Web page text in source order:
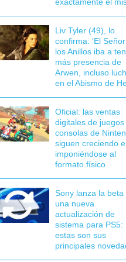
Liv Tyler (49), lo
confirma: 'El
los Anillos iba a
más presencia de
Arwen, incluso
en el Abismo de
Oficial: las ventas
digitales de juegos
consolas de
siguen creciendo e
imponiéndose al
formato físico
Sony lanza la beta
una nueva
actualización de
sistema para PS5:
estas son sus
principales